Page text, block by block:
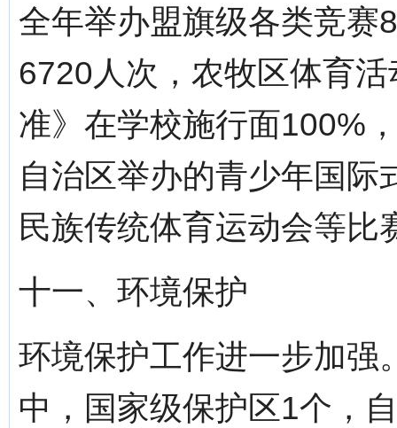
全年举办盟旗级各类竞赛
6720人次，农牧区体育
准》在学校施行面100%
自治区举办的青少年国
民族传统体育运动会等
十一、环境保护
环境保护工作进一步加强
中，国家级保护区1个，